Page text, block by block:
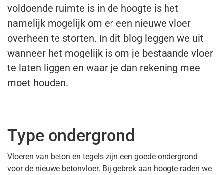
voldoende ruimte is in de hoogte is het
namelijk mogelijk om er een nieuwe vloer
overheen te storten. In dit blog leggen we uit
wanneer het mogelijk is om je bestaande vloer
te laten liggen en waar je dan rekening mee
moet houden.
Type ondergrond
Vloeren van beton en tegels zijn een goede ondergrond
voor de nieuwe betonvloer. Bij gebrek aan hoogte raden we